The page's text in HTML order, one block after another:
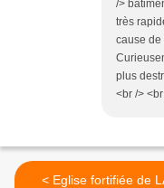
/>
très
cause de
plus
<br />
< Eglise fortifiée de LA